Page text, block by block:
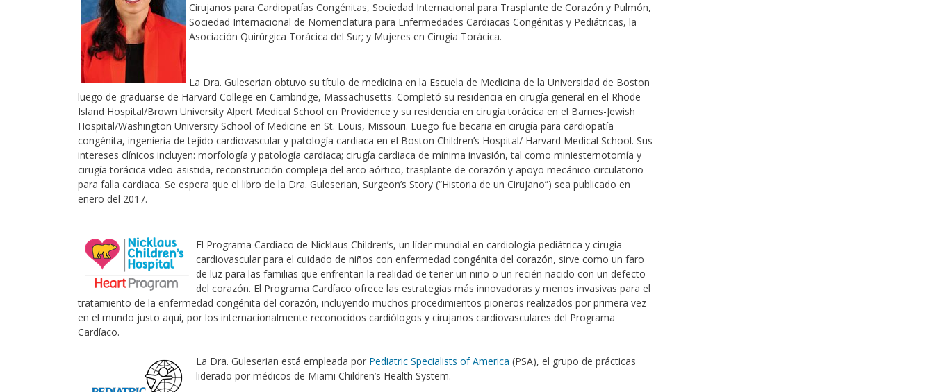
Cirujanos para Cardiopatías Congénitas, Sociedad Internacional para Trasplante de Corazón y Pulmón,
Sociedad Internacional de Nomenclatura para Enfermedades Cardiacas Congénitas y Pediátricas, la
Asociación Quirúrgica Torácica del Sur; y Mujeres en Cirugía Torácica.
La Dra. Guleserian obtuvo su título de medicina en la Escuela de Medicina de la Universidad de Boston
luego de graduarse de Harvard College en Cambridge, Massachusetts. Completó su residencia en cirugía general en el Rhode
Island Hospital/Brown University Alpert Medical School en Providence y su residencia en cirugía torácica en el Barnes-Jewish
Hospital/Washington University School of Medicine en St. Louis, Missouri. Luego fue becaria en cirugía para cardiopatía
congénita, ingeniería de tejido cardiovascular y patología cardiaca en el Boston Children’s Hospital/ Harvard Medical School. Sus
intereses clínicos incluyen: morfología y patología cardiaca; cirugía cardiaca de mínima invasión, tal como miniesternotomía y
cirugía torácica video-asistida, reconstrucción compleja del arco aórtico, trasplante de corazón y apoyo mecánico circulatorio
para falla cardiaca. Se espera que el libro de la Dra. Guleserian, Surgeon’s Story (“Historia de un Cirujano”) sea publicado en
enero del 2017.
El Programa Cardíaco de Nicklaus Children’s, un líder mundial en cardiología pediátrica y cirugía
cardiovascular para el cuidado de niños con enfermedad congénita del corazón, sirve como un faro
de luz para las familias que enfrentan la realidad de tener un niño o un recién nacido con un defecto
del corazón. El Programa Cardíaco ofrece las estrategias más innovadoras y menos invasivas para el
tratamiento de la enfermedad congénita del corazón, incluyendo muchos procedimientos pioneros realizados por primera vez
en el mundo justo aquí, por los internacionalmente reconocidos cardiólogos y cirujanos cardiovasculares del Programa
Cardíaco.
La Dra. Guleserian está empleada por Pediatric Specialists of America (PSA), el grupo de prácticas
liderado por médicos de Miami Children’s Health System.